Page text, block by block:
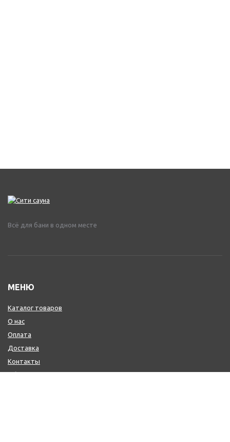
Всё для бани в одном месте
МЕНЮ
Каталог товаров
О нас
Оплата
Доставка
Контакты
Обмен и возврат